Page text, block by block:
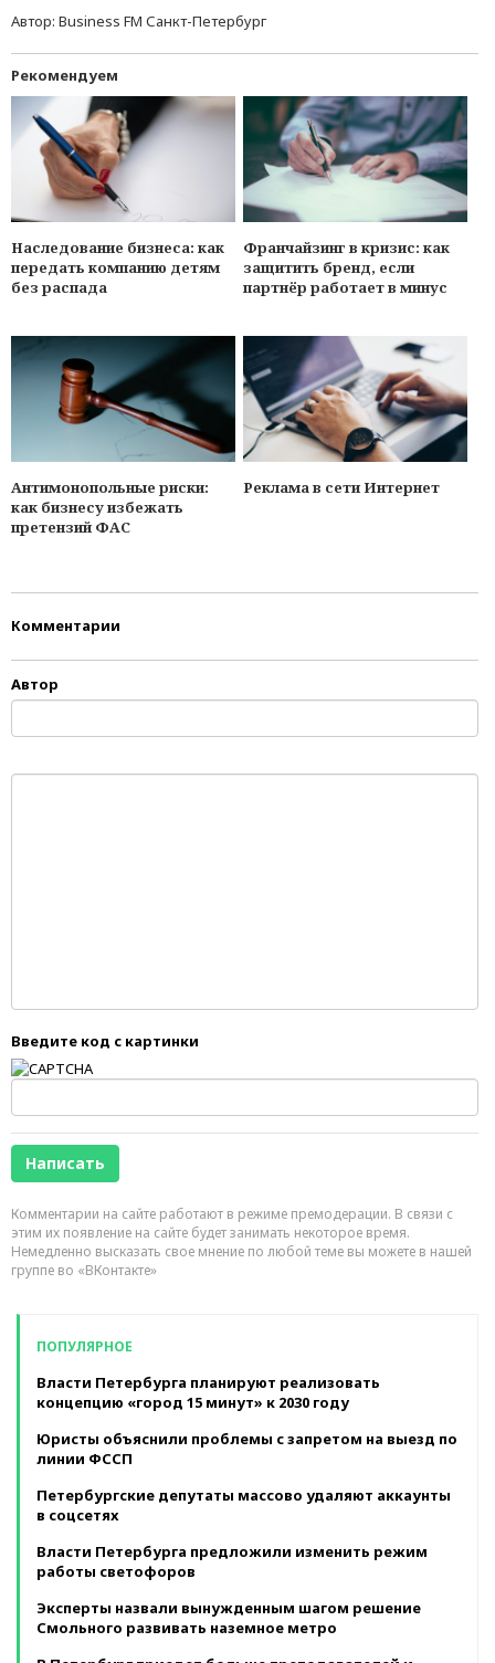
Автор: Business FM Санкт-Петербург
Рекомендуем
Наследование бизнеса: как
передать компанию детям
без распада
Франчайзинг в кризис: как
защитить бренд, если
партнёр работает в минуc
Антимонопольные риски:
как бизнесу избежать
претензий ФАС
Реклама в сети Интернет
Комментарии
Автор
Введите код с картинки
Комментарии на сайте работают в режиме премодерации. В связи с
этим их появление на сайте будет занимать некоторое время.
Немедленно высказать свое мнение по любой теме вы можете в нашей
группе во «ВКонтакте»
ПОПУЛЯРНОЕ
Власти Петербурга планируют реализовать
концепцию «город 15 минут» к 2030 году
Юристы объяснили проблемы с запретом на выезд по
линии ФССП
Петербургские депутаты массово удаляют аккаунты
в соцсетях
Власти Петербурга предложили изменить режим
работы светофоров
Эксперты назвали вынужденным шагом решение
Смольного развивать наземное метро